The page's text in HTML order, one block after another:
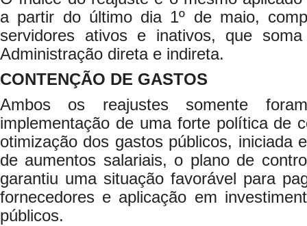
a partir do último dia 1º de maio,
servidores ativos e inativos, que
Administração direta e indireta.
CONTENÇÃO DE GASTOS
Ambos os reajustes somente
implementação de uma forte política de
otimização dos gastos públicos, iniciada
de aumentos salariais, o plano de
garantiu uma situação favorável para
fornecedores e aplicação em
públicos.